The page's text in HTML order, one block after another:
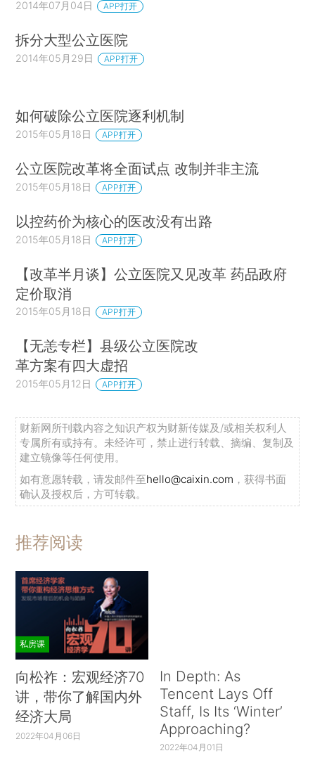
2014年07月04日 APP打开
拆分大型公立医院
2014年05月29日 APP打开
如何破除公立医院逐利机制
2015年05月18日 APP打开
公立医院改革将全面试点 改制并非主流
2015年05月18日 APP打开
以控药价为核心的医改没有出路
2015年05月18日 APP打开
【改革半月谈】公立医院又见改革 药品政府
定价取消
2015年05月18日 APP打开
【无恙专栏】县级公立医院改
革方案有四大虚招
2015年05月12日 APP打开
财新网所刊载内容之知识产权为财新传媒及/或相关权利人
专属所有或持有。未经许可，禁止进行转载、摘编、复制及
建立镜像等任何使用。
如有意愿转载，请发邮件至hello@caixin.com ，获得书面
确认及授权后，方可转载。
推荐阅读
私房课
向松祚：宏观经济70
讲，带你了解国内外
经济大局
2022年04月06日
In Depth: As
Tencent Lays Off
Staff, Is Its ‘Winter’
Approaching?
2022年04月01日